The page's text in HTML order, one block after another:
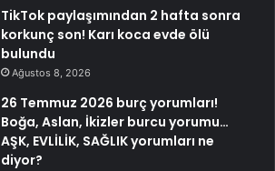
TikTok paylaşımından 2 hafta sonra
korkunç son! Karı koca evde ölü
bulundu
Ağustos 8, 2026
26 Temmuz 2026 burç yorumları!
Boğa, Aslan, İkizler burcu yorumu…
AŞK, EVLİLİK, SAĞLIK yorumları ne
diyor?